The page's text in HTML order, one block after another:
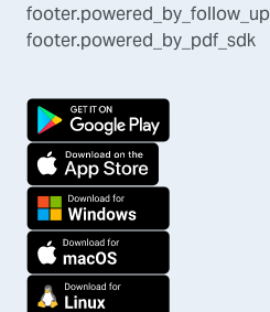
footer.powered_by_follow_up
footer.powered_by_pdf_sdk